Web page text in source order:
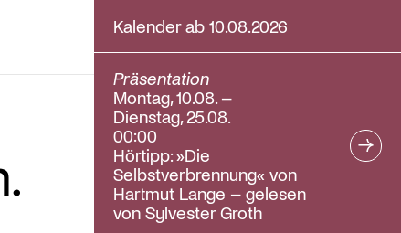
Kalender ab 10.08.2026
Präsentation
Montag, 10.08. –
Dienstag, 25.08.
00:00
Hörtipp: »Die
Selbstverbrennung« von
Hartmut Lange – gelesen
von Sylvester Groth